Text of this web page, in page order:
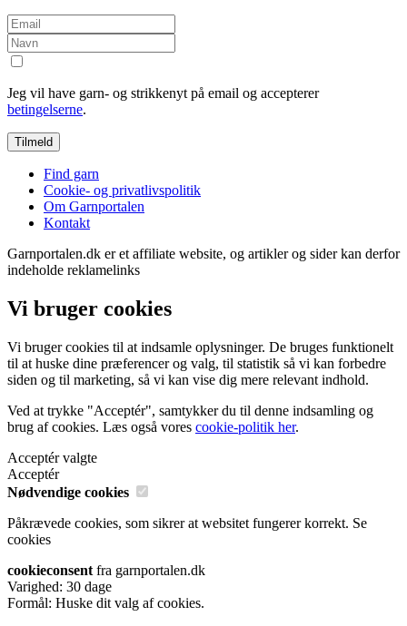
Jeg vil have garn- og strikkenyt på email og accepterer
betingelserne.
Find garn
Cookie- og privatlivspolitik
Om Garnportalen
Kontakt
Garnportalen.dk er et affiliate website, og artikler og sider kan derfor
indeholde reklamelinks
Vi bruger cookies
Vi bruger cookies til at indsamle oplysninger. De bruges funktionelt
til at huske dine præferencer og valg, til statistik så vi kan forbedre
siden og til marketing, så vi kan vise dig mere relevant indhold.
Ved at trykke "Acceptér", samtykker du til denne indsamling og
brug af cookies. Læs også vores cookie-politik her.
Acceptér valgte
Acceptér
Nødvendige cookies
Påkrævede cookies, som sikrer at websitet fungerer korrekt. Se
cookies
cookieconsent fra garnportalen.dk
Varighed: 30 dage
Formål: Huske dit valg af cookies.